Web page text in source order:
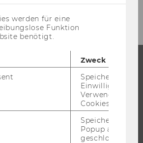
werden für eine
Funktion
benötigt.
Zweck
Speichert Ihre
Einwilligung zur
Verwendung von
Cookies.
Speichert ob ein
Popup
geschlossen